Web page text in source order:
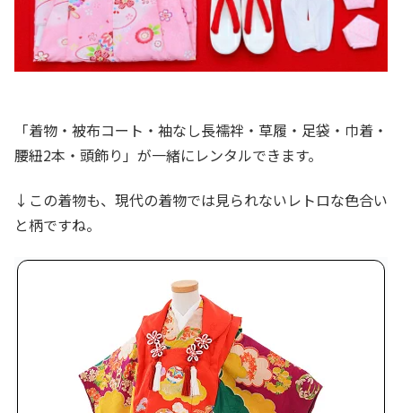
「着物・被布コート・袖なし長襦袢・草履・足袋・巾着・
腰紐2本・頭飾り」が一緒にレンタルできます。
↓この着物も、現代の着物では見られないレトロな色合い
と柄ですね。